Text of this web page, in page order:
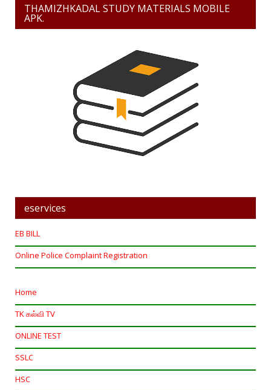
THAMIZHKADAL STUDY MATERIALS MOBILE
APK.
eservices
EB BILL
Online Police Complaint Registration
Home
TK கல்வி TV
ONLINE TEST
SSLC
HSC